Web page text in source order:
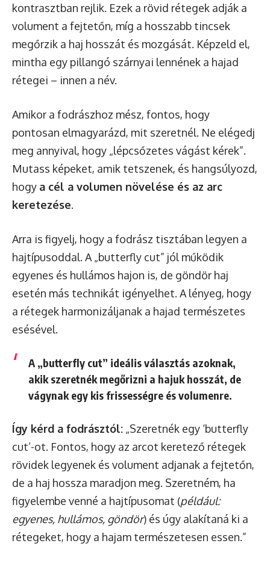
kontrasztban rejlik. Ezek a rövid rétegek adják a
volument a fejtetőn, míg a hosszabb tincsek
megőrzik a haj hosszát és mozgását. Képzeld el,
mintha egy pillangó szárnyai lennének a hajad
rétegei – innen a név.
Amikor a fodrászhoz mész, fontos, hogy
pontosan elmagyarázd, mit szeretnél. Ne elégedj
meg annyival, hogy „lépcsőzetes vágást kérek”.
Mutass képeket, amik tetszenek, és hangsúlyozd,
hogy a cél a volumen növelése és az arc
keretezése.
Arra is figyelj, hogy a fodrász tisztában legyen a
hajtípusoddal. A „butterfly cut” jól működik
egyenes és hullámos hajon is, de göndör haj
esetén más technikát igényelhet. A lényeg, hogy
a rétegek harmonizáljanak a hajad természetes
esésével.
A „butterfly cut” ideális választás azoknak,
akik szeretnék megőrizni a hajuk hosszát, de
vágynak egy kis frissességre és volumenre.
Így kérd a fodrásztól: „Szeretnék egy ‘butterfly
cut’-ot. Fontos, hogy az arcot keretező rétegek
rövidek legyenek és volument adjanak a fejtetőn,
de a haj hossza maradjon meg. Szeretném, ha
figyelembe venné a hajtípusomat (például:
egyenes, hullámos, göndör) és úgy alakítaná ki a
rétegeket, hogy a hajam természetesen essen.”